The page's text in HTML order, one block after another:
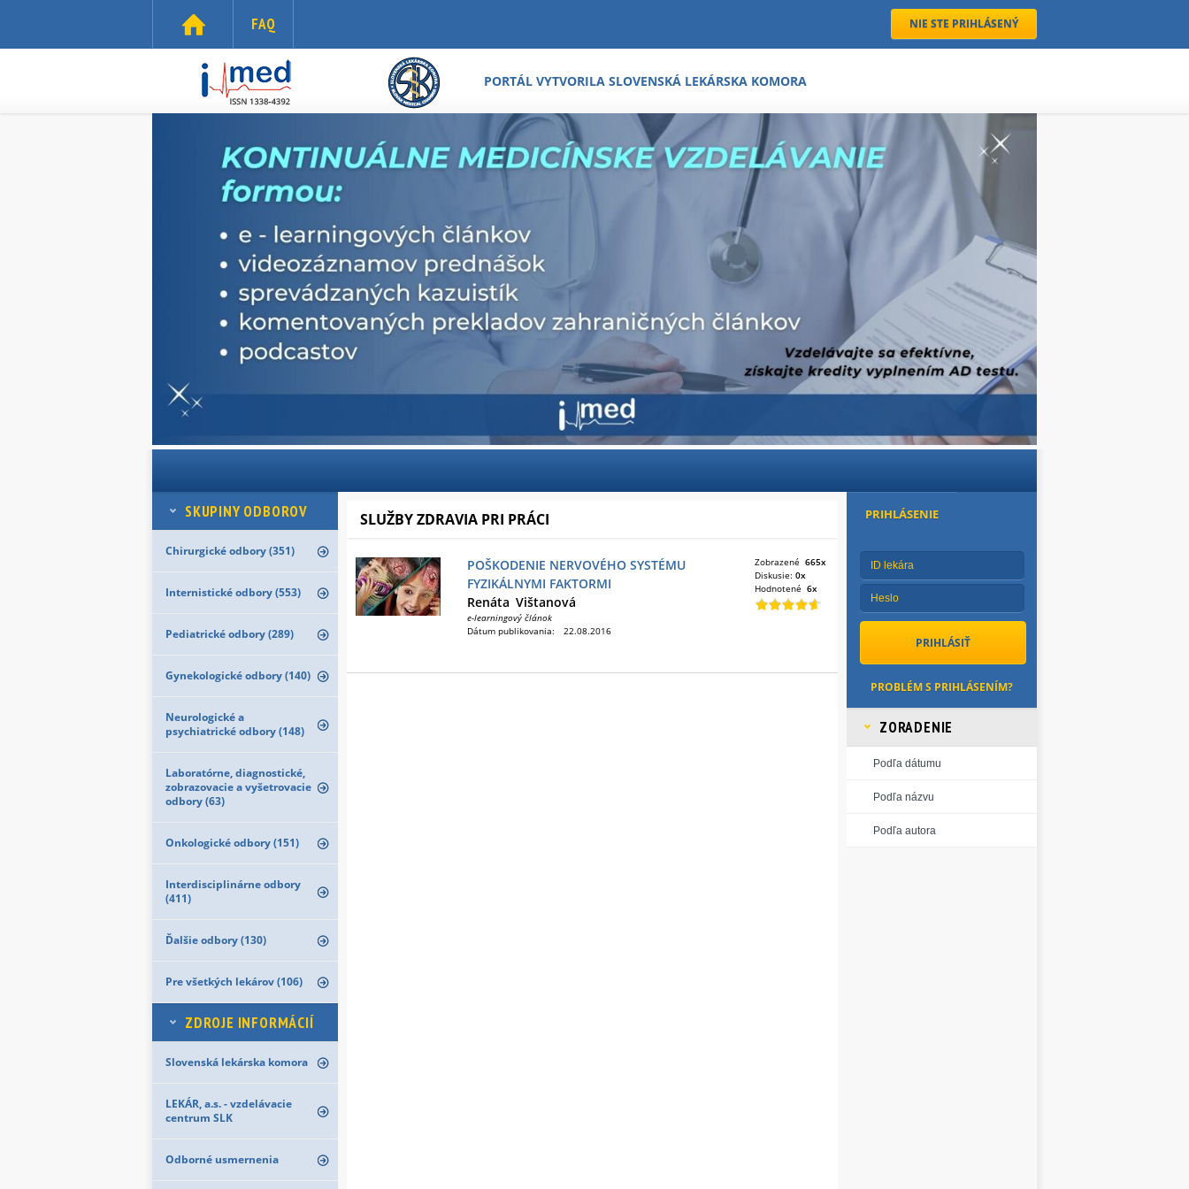
NIE STE PRIHLÁSENÝ
FAQ
PORTÁL VYTVORILA SLOVENSKÁ LEKÁRSKA KOMORA
SKUPINY ODBOROV
Chirurgické odbory (351)
Internistické odbory (553)
Pediatrické odbory (289)
Gynekologické odbory (140)
Neurologické a
psychiatrické odbory (148)
Laboratórne, diagnostické,
zobrazovacie a vyšetrovacie
odbory (63)
Onkologické odbory (151)
Interdisciplinárne odbory
(411)
Ďalšie odbory (130)
Pre všetkých lekárov (106)
ZDROJE INFORMÁCIÍ
Slovenská lekárska komora
LEKÁR, a.s. - vzdelávacie
centrum SLK
Odborné usmernenia
SLUŽBY ZDRAVIA PRI PRÁCI
POŠKODENIE NERVOVÉHO SYSTÉMU
FYZIKÁLNYMI FAKTORMI
Renáta Vištanová
e-learningový článok
Dátum publikovania:
22.08.2016
Zobrazené 665x
Diskusie: 0x
Hodnotené 6x
PRIHLÁSENIE
PROBLÉM S PRIHLÁSENÍM?
ZORADENIE
Podľa dátumu
Podľa názvu
Podľa autora